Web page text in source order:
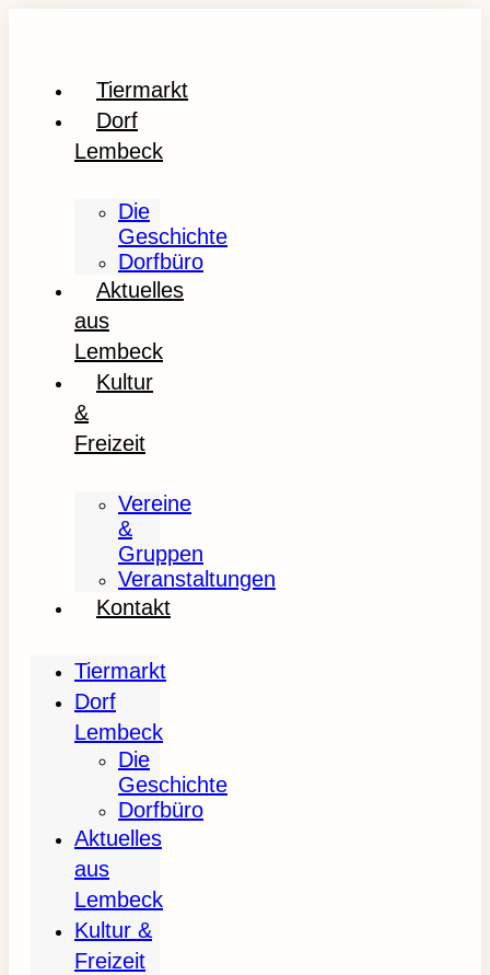
Tiermarkt
Dorf
Lembeck
Die
Geschichte
Dorfbüro
Aktuelles
aus
Lembeck
Kultur
&
Freizeit
Vereine
&
Gruppen
Veranstaltungen
Kontakt
Tiermarkt
Dorf
Lembeck
Die
Geschichte
Dorfbüro
Aktuelles
aus
Lembeck
Kultur &
Freizeit